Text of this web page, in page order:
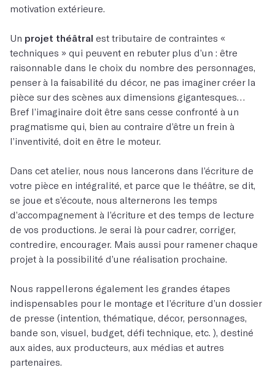
motivation extérieure.
Un projet théâtral est tributaire de contraintes «
techniques » qui peuvent en rebuter plus d’un : être
raisonnable dans le choix du nombre des personnages,
penser à la faisabilité du décor, ne pas imaginer créer la
pièce sur des scènes aux dimensions gigantesques…
Bref l’imaginaire doit être sans cesse confronté à un
pragmatisme qui, bien au contraire d’être un frein à
l’inventivité, doit en être le moteur.
Dans cet atelier, nous nous lancerons dans l’écriture de
votre pièce en intégralité, et parce que le théâtre, se dit,
se joue et s’écoute, nous alternerons les temps
d’accompagnement à l’écriture et des temps de lecture
de vos productions. Je serai là pour cadrer, corriger,
contredire, encourager. Mais aussi pour ramener chaque
projet à la possibilité d’une réalisation prochaine.
Nous rappellerons également les grandes étapes
indispensables pour le montage et l’écriture d’un dossier
de presse (intention, thématique, décor, personnages,
bande son, visuel, budget, défi technique, etc. ), destiné
aux aides, aux producteurs, aux médias et autres
partenaires.